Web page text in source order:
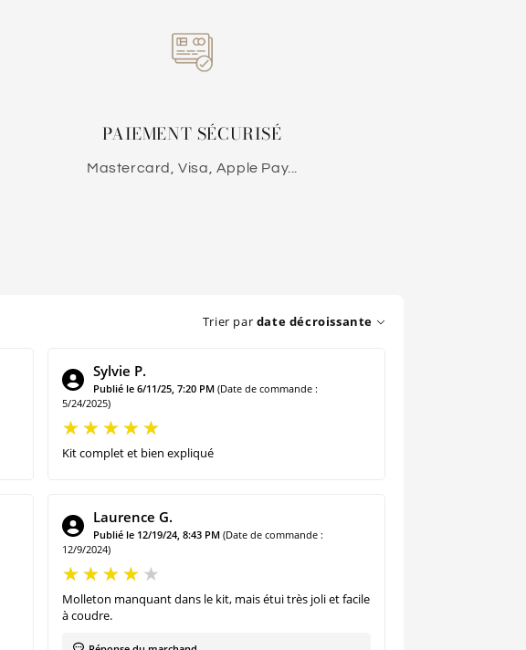
PAIEMENT SÉCURISÉ
Mastercard, Visa, Apple Pay...
Trier par date décroissante
Sylvie P.
Publié le 6/11/25, 7:20 PM (Date de commande :
5/24/2025)
Kit complet et bien expliqué
Laurence G.
Publié le 12/19/24, 8:43 PM (Date de commande :
12/9/2024)
Molleton manquant dans le kit, mais étui très joli et facile
à coudre.